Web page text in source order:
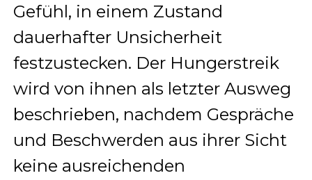
Gefühl, in einem Zustand
dauerhafter Unsicherheit
festzustecken. Der Hungerstreik
wird von ihnen als letzter Ausweg
beschrieben, nachdem Gespräche
und Beschwerden aus ihrer Sicht
keine ausreichenden